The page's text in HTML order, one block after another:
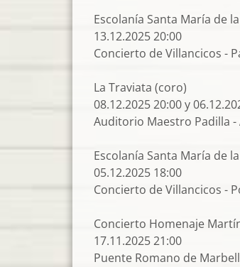
Escolanía Santa María de
13.12.2025 20:00
Concierto de Villancicos -
La Traviata (coro)
08.12.2025 20:00 y
Auditorio Maestro Padilla -
Escolanía Santa María de
05.12.2025 18:00
Concierto de Villancicos -
Concierto Homenaje
17.11.2025 21:00
Puente Romano de